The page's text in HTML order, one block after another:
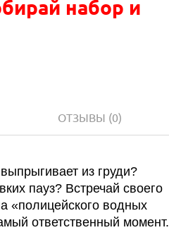
набор и
ОТЗЫВЫ (0)
из груди?
пауз? Встречай своего
«полицейского водных
ответственный момент.